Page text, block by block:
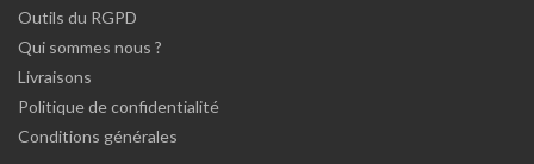
Outils du RGPD
Qui sommes nous ?
Livraisons
Politique de confidentialité
Conditions générales